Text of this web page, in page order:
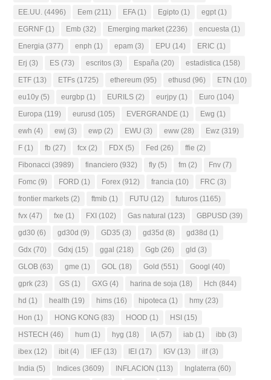
EE.UU. (4496) Eem (211) EFA(1) Egipto (1) egpt (1)
EGRNF (1) Emb (32) Emerging market (2236) encuesta (1)
Energia (377) enph (1) epam (3) EPU (14) ERIC (1)
Erj (3) ES (73) escritos (3) España (20) estadistica (158)
ETF (13) ETFs (1725) ethereum (95) ethusd (96) ETN (10)
eu10y (5) eurgbp (1) EURILS (2) eurjpy (1) Euro (104)
Europa (119) eurusd (105) EVERGRANDE (1) Ewg (1)
ewh (4) ewj (3) ewp (2) EWU (3) eww (28) Ewz (319)
F (1) fb (27) fcx (2) FDX (5) Fed (26) ffie (2)
Fibonacci (3989) financiero (932) fly (5) fm (2) Fnv (7)
Fomc (9) FORD (1) Forex (912) francia (10) FRC (3)
frontier markets (2) ftmib (1) FUTU (12) futuros (1165)
fvx (47) fxe (1) FXI (102) Gas natural (123) GBPUSD (39)
gd30 (6) gd30d (9) GD35 (3) gd35d (8) gd38d (1)
Gdx (70) Gdxj (15) ggal (218) Ggb (26) gld (3)
GLOB (63) gme (1) GOL (18) Gold (551) Googl (40)
gprk (23) GS (1) GXG (4) harina de soja (18) Hch (844)
hd (1) health (19) hims (16) hipoteca (1) hmy (23)
Hon (1) HONG KONG (83) HOOD (1) HSI (15)
HSTECH (46) hum (1) hyg (18) IA(57) iab (1) ibb (3)
ibex (12) ibit (4) IEF (13) IEI (17) IGV (13) ilf(3)
India (5) Indices (3609) INFLACION (113) Inglaterra (60)